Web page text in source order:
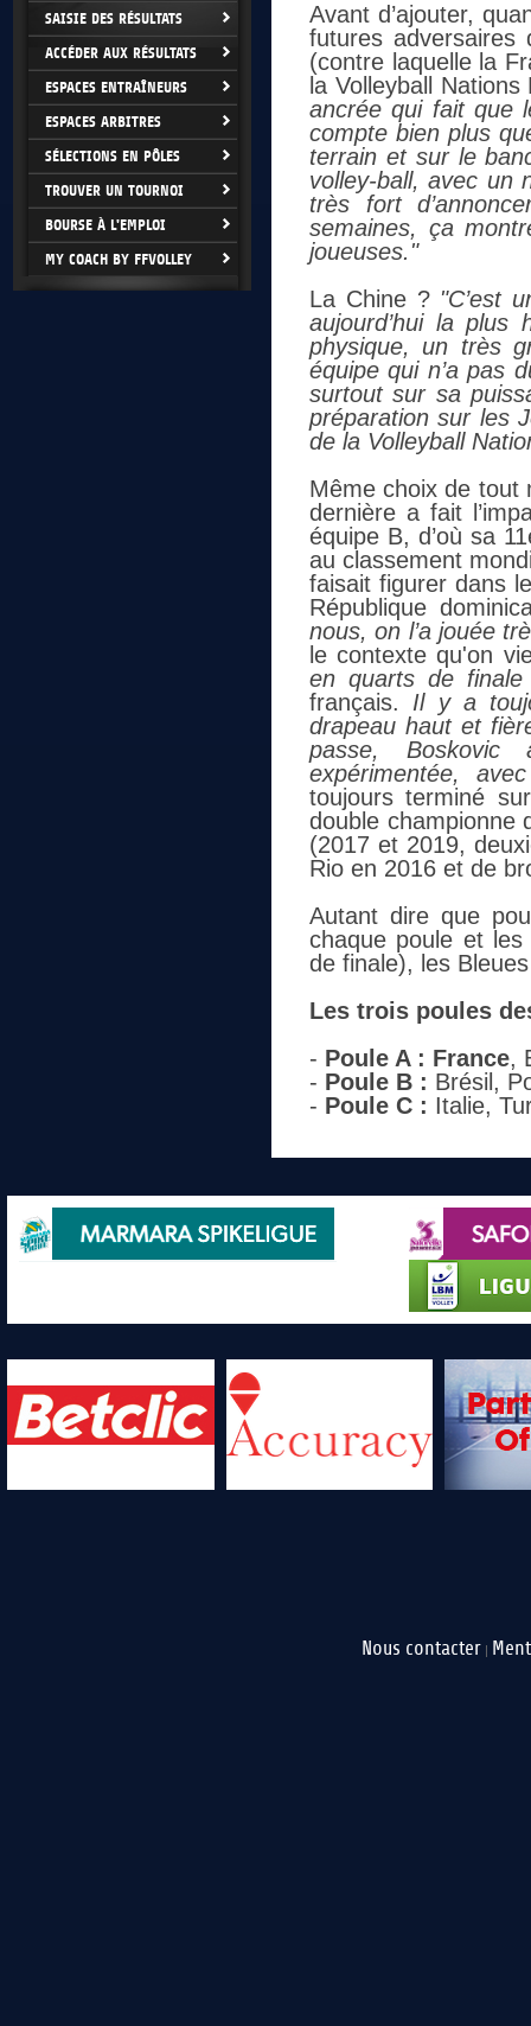
SAISIE DES RÉSULTATS
ACCÉDER AUX RÉSULTATS
ESPACES ENTRAÎNEURS
ESPACES ARBITRES
SÉLECTIONS EN PÔLES
TROUVER UN TOURNOI
BOURSE À L'EMPLOI
MY COACH BY FFVOLLEY
Avant d’ajouter,
futures
(contre laquelle la
la Volleyball Nations
ancrée qui fait que
compte bien plus
terrain et sur le
volley-ball, avec un
très fort
semaines, ça
joueuses."
La Chine ?"C’est
aujourd’hui la
physique, un très
équipe qui n’a pas
surtout sur sa
préparation sur les
de la Volleyball
Même choix de tout
dernière a fait
équipe B, d’où sa
au classement
faisait figurer dans
République
nous, on l’a jouée
le contexte qu'on
en quarts de
français. Il y a
drapeau haut et
passe, Boskovic
expérimentée,
toujours terminé
double championne
(2017 et 2019,
Rio en 2016 et de
Autant dire que
chaque poule et
de finale), les
Les trois poules
- Poule A : France,
- Poule B : Brésil,
- Poule C : Italie,
Nous contacter |